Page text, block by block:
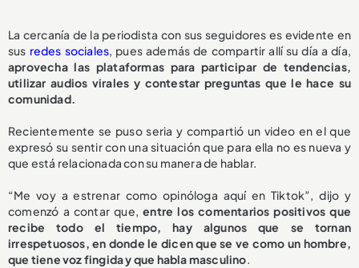
La cercanía de la periodista con sus seguidores es evidente en
sus redes sociales, pues además de compartir allí su día a día,
aprovecha las plataformas para participar de tendencias,
utilizar audios virales y contestar preguntas que le hace su
comunidad.
Recientemente se puso seria y compartió un video en el que
expresó su sentir con una situación que para ella no es nueva y
que está relacionada con su manera de hablar.
“Me voy a estrenar como opinóloga aquí en Tiktok”, dijo y
comenzó a contar que,entre los comentarios positivos que
recibe todo el tiempo, hay algunos que se tornan
irrespetuosos, en donde le dicen que se ve como un hombre,
que tiene voz fingida y que habla masculino.